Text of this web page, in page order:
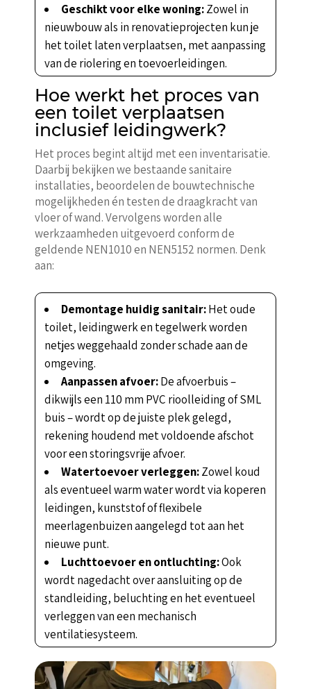
Geschikt voor elke woning:Zowel in
nieuwbouw als in renovatieprojecten kun je
het toilet laten verplaatsen, met aanpassing
van de riolering en toevoerleidingen.
Hoe werkt het proces van
een toilet verplaatsen
inclusief leidingwerk?
Het proces begint altijd met een inventarisatie.
Daarbij bekijken we bestaande sanitaire
installaties, beoordelen de bouwtechnische
mogelijkheden én testen de draagkracht van
vloer of wand. Vervolgens worden alle
werkzaamheden uitgevoerd conform de
geldende NEN1010 en NEN5152 normen. Denk
aan:
Demontage huidig sanitair:Het oude
toilet, leidingwerk en tegelwerk worden
netjes weggehaald zonder schade aan de
omgeving.
Aanpassen afvoer:De afvoerbuis –
dikwijls een 110 mm PVC rioolleiding of SML
buis – wordt op de juiste plek gelegd,
rekening houdend met voldoende afschot
voor een storingsvrije afvoer.
Watertoevoer verleggen:Zowel koud
als eventueel warm water wordt via koperen
leidingen, kunststof of flexibele
meerlagenbuizen aangelegd tot aan het
nieuwe punt.
Luchttoevoer en ontluchting:Ook
wordt nagedacht over aansluiting op de
standleiding, beluchting en het eventueel
verleggen van een mechanisch
ventilatiesysteem.